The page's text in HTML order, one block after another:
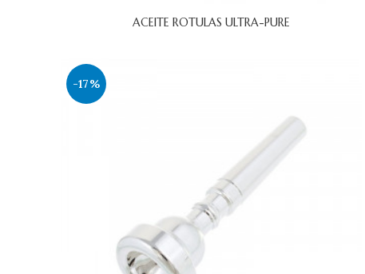
ACEITE ROTULAS ULTRA-PURE
-17%